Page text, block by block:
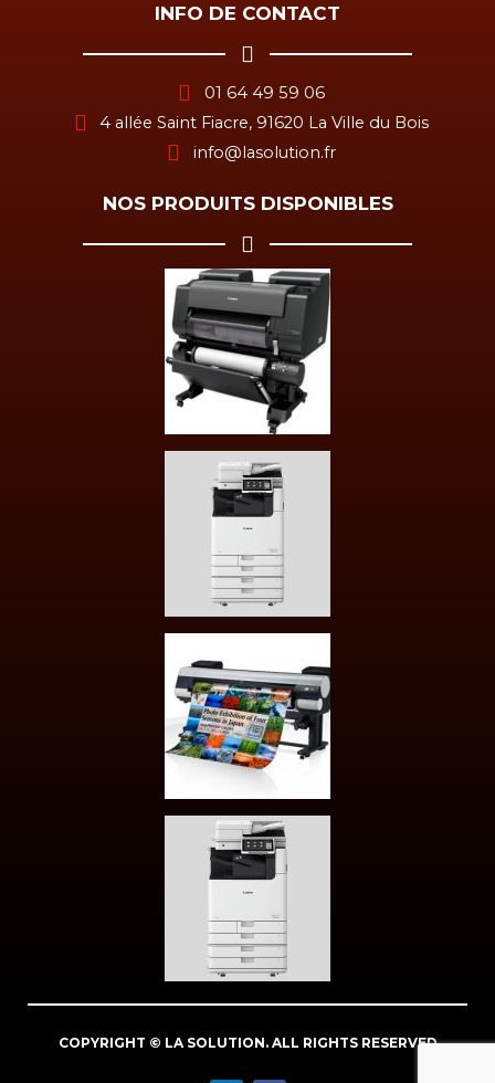
INFO DE CONTACT
01 64 49 59 06
4 allée Saint Fiacre, 91620 La Ville du Bois
info@lasolution.fr
NOS PRODUITS DISPONIBLES
COPYRIGHT © LA SOLUTION. ALL RIGHTS RESERVED